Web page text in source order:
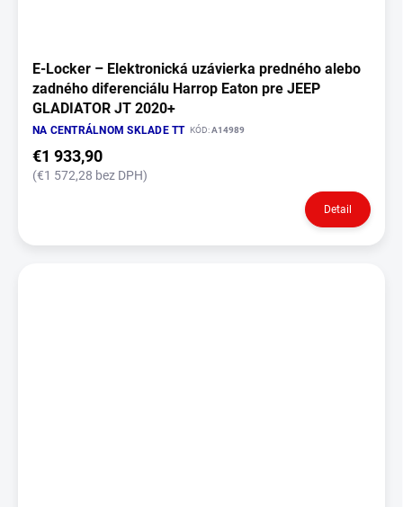
E‑Locker – Elektronická uzávierka predného alebo
zadného diferenciálu Harrop Eaton pre JEEP
GLADIATOR JT 2020+
NA CENTRÁLNOM SKLADE TT KÓD:A14989
€1 933,90
(€1 572,28 bez DPH)
Detail